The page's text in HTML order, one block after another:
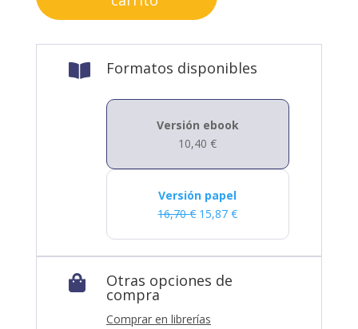
 Formatos disponibles
Versión ebook
10,40€
Versión papel
16,70€ 15,87€
 Otras opciones de
compra
Comprar en librerías